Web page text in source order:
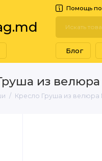
Помощь
Блог
из
Кресло Груша из велюра